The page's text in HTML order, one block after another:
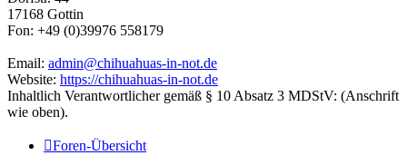
17168 Gottin
Fon: +49 (0)39976 558179
Email: admin@chihuahuas-in-not.de
Website: https://chihuahuas-in-not.de
Inhaltlich Verantwortlicher gemäß § 10 Absatz 3 MDStV: (Anschrift
wie oben).
Foren-Übersicht